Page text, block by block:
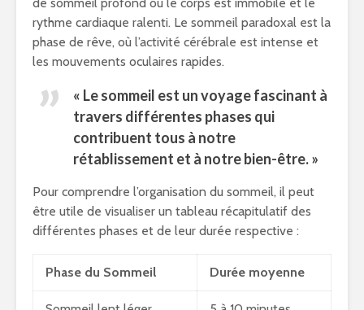
rythme cardiaque ralenti. Le sommeil paradoxal est la
phase de rêve, où l’activité cérébrale est intense et
les mouvements oculaires rapides.
« Le sommeil est un voyage fascinant à
travers différentes phases qui
contribuent tous à notre
rétablissement et à notre bien-être. »
Pour comprendre l’organisation du sommeil, il peut
être utile de visualiser un tableau récapitulatif des
différentes phases et de leur durée respective :
Phase du Sommeil Durée moyenne